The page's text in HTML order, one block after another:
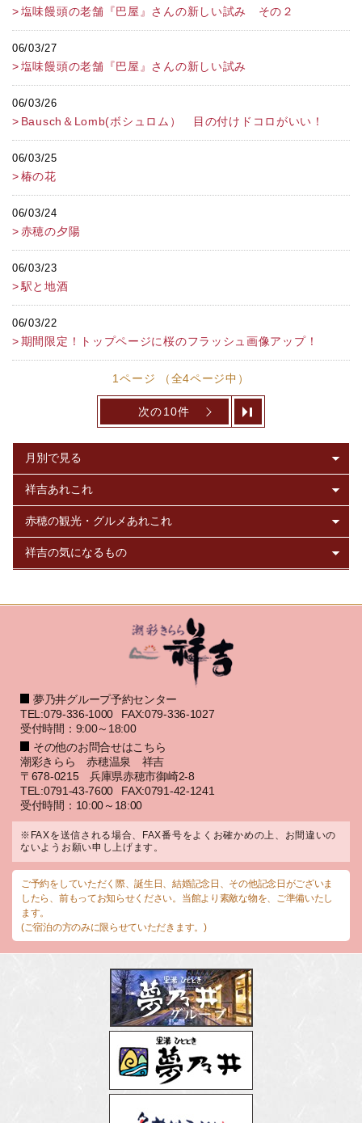
塩味饅頭の老舗『巴屋』さんの新しい試み その２
06/03/27
塩味饅頭の老舗『巴屋』さんの新しい試み
06/03/26
Bausch＆Lomb(ボシュロム） 目の付けドコロがいい！
06/03/25
椿の花
06/03/24
赤穂の夕陽
06/03/23
駅と地酒
06/03/22
期間限定！トップページに桜のフラッシュ画像アップ！
1ページ （全4ページ中）
次の10件
夢乃井グループ予約センター
TEL:079-336-1000
FAX:079-336-1027
受付時間：9:00～18:00
その他のお問合せはこちら
潮彩きらら 赤穂温泉 祥吉
〒678-0215 兵庫県赤穂市御崎2-8
TEL:0791-43-7600
FAX:0791-42-1241
受付時間：10:00～18:00
※FAXを送信される場合、FAX番号をよくお確かめの上、お間違いの
ないようお願い申し上げます。
ご予約をしていただく際、誕生日、結婚記念日、その他記念日がございま
したら、前もってお知らせください。当館より素敵な物を、ご準備いたし
ます。
(ご宿泊の方のみに限らせていただきます。)